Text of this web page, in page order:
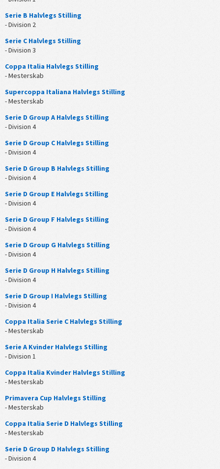
Serie B Halvlegs Stilling
- Division 2
Serie C Halvlegs Stilling
- Division 3
Coppa Italia Halvlegs Stilling
- Mesterskab
Supercoppa Italiana Halvlegs Stilling
- Mesterskab
Serie D Group A Halvlegs Stilling
- Division 4
Serie D Group C Halvlegs Stilling
- Division 4
Serie D Group B Halvlegs Stilling
- Division 4
Serie D Group E Halvlegs Stilling
- Division 4
Serie D Group F Halvlegs Stilling
- Division 4
Serie D Group G Halvlegs Stilling
- Division 4
Serie D Group H Halvlegs Stilling
- Division 4
Serie D Group I Halvlegs Stilling
- Division 4
Coppa Italia Serie C Halvlegs Stilling
- Mesterskab
Serie A Kvinder Halvlegs Stilling
- Division 1
Coppa Italia Kvinder Halvlegs Stilling
- Mesterskab
Primavera Cup Halvlegs Stilling
- Mesterskab
Coppa Italia Serie D Halvlegs Stilling
- Mesterskab
Serie D Group D Halvlegs Stilling
- Division 4